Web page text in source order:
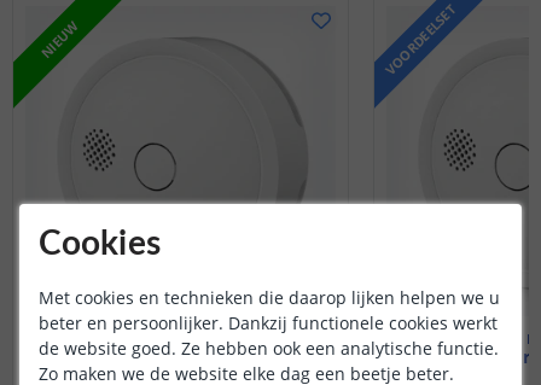
NIEUW
Heiman rookmelder
Wifi - zonder hub
VOORDEELSET
Heiman
Wifi -
Cookies
Met cookies en technieken die daarop lijken helpen we u
beter en persoonlijker. Dankzij functionele cookies werkt
de website goed. Ze hebben ook een analytische functie.
Zo maken we de website elke dag een beetje beter.